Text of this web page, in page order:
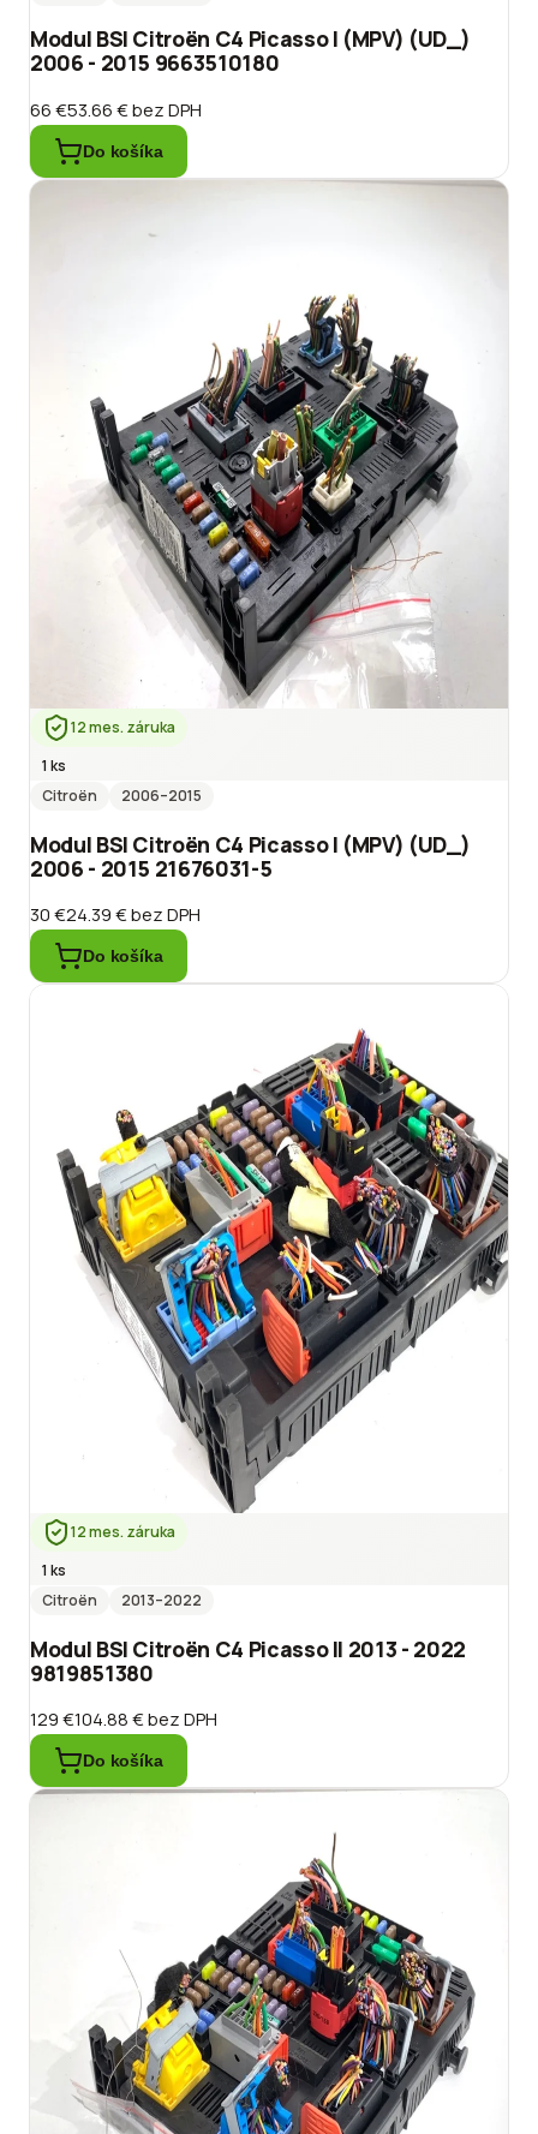
Modul BSI Citroën C4 Picasso I (MPV) (UD_)
2006 - 2015 9663510180
66 €53.66 €bez DPH
Do košíka
12 mes. záruka
1 ks
Citroën
2006–2015
Modul BSI Citroën C4 Picasso I (MPV) (UD_)
2006 - 2015 21676031-5
30 €24.39 €bez DPH
Do košíka
12 mes. záruka
1 ks
Citroën
2013–2022
Modul BSI Citroën C4 Picasso II 2013 - 2022
9819851380
129 €104.88 €bez DPH
Do košíka